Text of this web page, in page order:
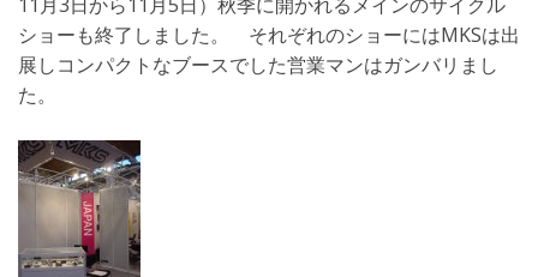
ショーも終了しました。 それぞれのショーにはMKSは出
展しコンパクトなブースでした営業マンはガンバリまし
た。